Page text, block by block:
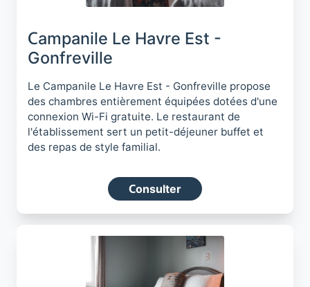
Campanile Le Havre Est -
Gonfreville
Le Campanile Le Havre Est - Gonfreville propose
des chambres entièrement équipées dotées d'une
connexion Wi-Fi gratuite. Le restaurant de
l'établissement sert un petit-déjeuner buffet et
des repas de style familial.
Consulter